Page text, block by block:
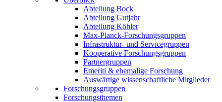
Abteilung Bock
Abteilung Gutjahr
Abteilung Köhler
Max-Planck-Forschungsgruppen
Infrastruktur- und Servicegruppen
Kooperative Forschungsgruppen
Partnergruppen
Emeriti & ehemalige Forschung
Auswärtige wissenschaftliche Mitglieder
Forschungsgruppen
Forschungsthemen